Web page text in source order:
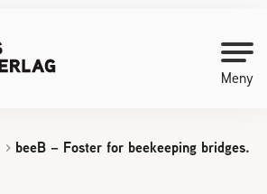
Meny
beeB – Foster for beekeeping bridges.